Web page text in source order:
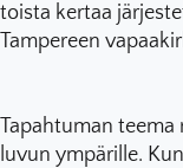
toista kertaa
Tampereen
Tapahtuman
luvun ympärille.